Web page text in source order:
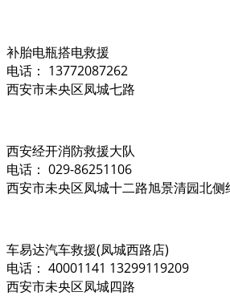
补胎电瓶搭电救援
电话： 13772087262
西安市未央区凤城七路
西安经开消防救援大队
电话： 029-86251106
西安市未央区凤城十二路旭景清园北侧
车易达汽车救援(凤城西路店)
电话： 40001141 13299119209
西安市未央区凤城四路